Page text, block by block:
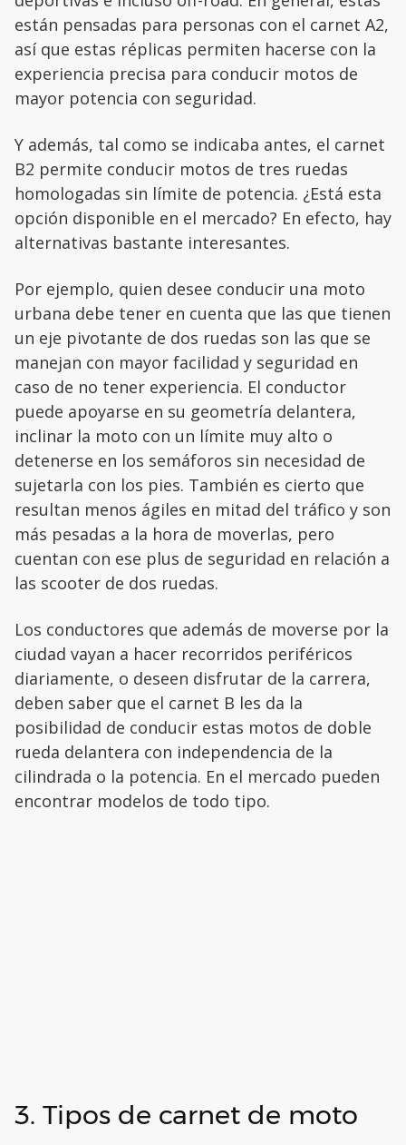
están pensadas para personas con el carnet A2,
así que estas réplicas permiten hacerse con la
experiencia precisa para conducir motos de
mayor potencia con seguridad.
Y además, tal como se indicaba antes, el carnet
B2 permite conducir motos de tres ruedas
homologadas sin límite de potencia. ¿Está esta
opción disponible en el mercado? En efecto, hay
alternativas bastante interesantes.
Por ejemplo, quien desee conducir una moto
urbana debe tener en cuenta que las que tienen
un eje pivotante de dos ruedas son las que se
manejan con mayor facilidad y seguridad en
caso de no tener experiencia. El conductor
puede apoyarse en su geometría delantera,
inclinar la moto con un límite muy alto o
detenerse en los semáforos sin necesidad de
sujetarla con los pies. También es cierto que
resultan menos ágiles en mitad del tráfico y son
más pesadas a la hora de moverlas, pero
cuentan con ese plus de seguridad en relación a
las scooter de dos ruedas.
Los conductores que además de moverse por la
ciudad vayan a hacer recorridos periféricos
diariamente, o deseen disfrutar de la carrera,
deben saber que el carnet B les da la
posibilidad de conducir estas motos de doble
rueda delantera con independencia de la
cilindrada o la potencia. En el mercado pueden
encontrar modelos de todo tipo.
3. Tipos de carnet de moto